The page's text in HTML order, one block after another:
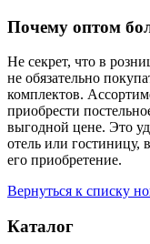
Почему оптом
Не секрет, что в
не обязательно
комплектов.
приобрести
выгодной цене. Это
отель или гостиницу,
его приобретение.
Вернуться к списку
Каталог